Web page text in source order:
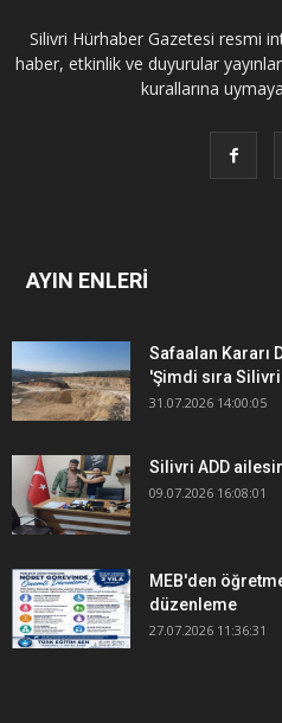
Silivri Hürhaber Gazetesi resmi
haber, etkinlik ve duyurular
kurallarına
AYIN ENLERİ
Safaalan Kararı
'Şimdi sıra
31.07.2026 14:00:05
Silivri ADD
09.07.2026 16:08:01
MEB'den
düzenleme
27.07.2026 11:36:31